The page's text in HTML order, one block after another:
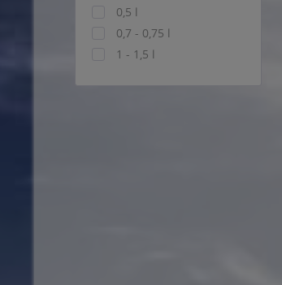
0,5 l
0,7 - 0,75 l
1 - 1,5 l